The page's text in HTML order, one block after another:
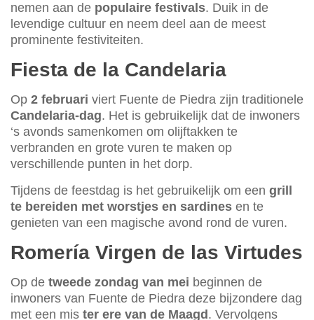
nemen aan de populaire festivals. Duik in de
levendige cultuur en neem deel aan de meest
prominente festiviteiten.
Fiesta de la Candelaria
Op 2 februari viert Fuente de Piedra zijn traditionele
Candelaria-dag. Het is gebruikelijk dat de inwoners
‘s avonds samenkomen om olijftakken te
verbranden en grote vuren te maken op
verschillende punten in het dorp.
Tijdens de feestdag is het gebruikelijk om een grill
te bereiden met worstjes en sardines en te
genieten van een magische avond rond de vuren.
Romería Virgen de las Virtudes
Op de tweede zondag van mei beginnen de
inwoners van Fuente de Piedra deze bijzondere dag
met een mis ter ere van de Maagd. Vervolgens